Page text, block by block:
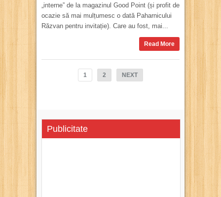
„interne” de la magazinul Good Point (și profit de
ocazie să mai mulțumesc o dată Paharnicului
Răzvan pentru invitație). Care au fost, mai...
Read More
1 2 NEXT
Publicitate